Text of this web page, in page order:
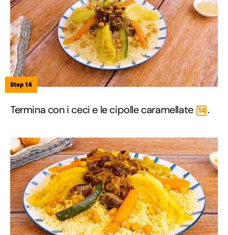
Step 14
Termina con i ceci e le cipolle caramellate 14 .